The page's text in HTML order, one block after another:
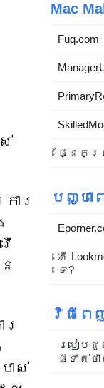
ារ
រ
ាស់
Mac
Fuq.com
ផ្នែក
បញ្ហា
តើ
ទេ?
វិធីព
របៀបជួ
ផ្ទាត់ថ